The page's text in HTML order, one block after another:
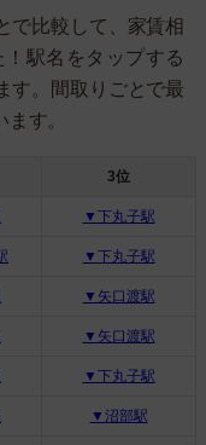
で比較して、家賃相
駅名をタップする
す。間取りごとで最
す。
3位
▼下丸子駅
▼下丸子駅
▼矢口渡駅
▼矢口渡駅
▼下丸子駅
▼沼部駅